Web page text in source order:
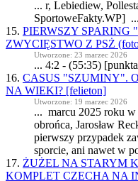
... r, Lebiediew,
SportoweFakty.WP] ...
15. PIERWSZY
ZWYCIĘSTWO Z PSŻ
Utworzone: 23 marzec 2026
... 4:2 - (55:35)
16. CASUS "SZUMINY".
NA WIEKI? [felieton]
Utworzone: 19 marzec 2026
... marcu 2025 roku w
obrońca, Jarosław
pierwszy przypadek
sporcie, ani nawet w
17. ŻUŻEL NA STARYM
KOMPLET CZECHA NA